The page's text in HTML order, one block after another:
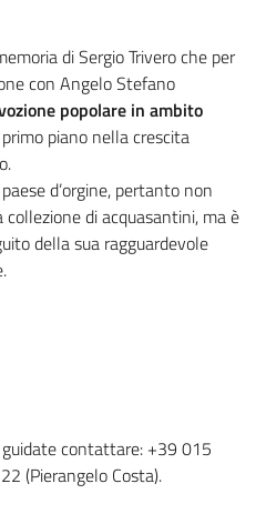
di Sergio Trivero che per
con Angelo Stefano
popolare in ambito
piano nella crescita
d’orgine, pertanto non
di acquasantini, ma è
della sua ragguardevole
contattare: +39 015
(Pierangelo Costa).